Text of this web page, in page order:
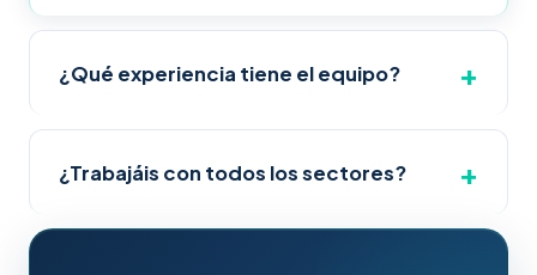
¿Qué experiencia tiene el equipo?
Consultores SEO senior con más de 10 años de
marketing digital.
¿Trabajáis con todos los sectores?
Sí. Salud, legal, hostelería, e-commerce, industria,